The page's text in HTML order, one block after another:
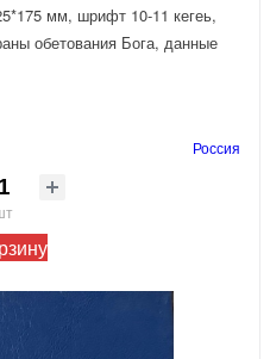
мм, шрифт 10-11 кегеь,
обетования Бога, данные
Россия